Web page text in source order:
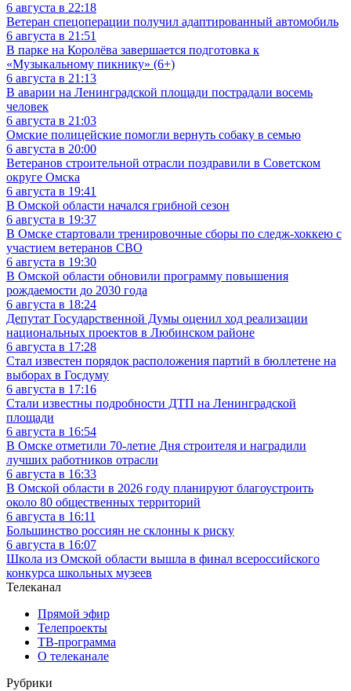
6 августа в 22:18
Ветеран спецоперации получил адаптированный автомобиль
6 августа в 21:51
В парке на Королёва завершается подготовка к
«Музыкальному пикнику» (6+)
6 августа в 21:13
В аварии на Ленинградской площади пострадали восемь
человек
6 августа в 21:03
Омские полицейские помогли вернуть собаку в семью
6 августа в 20:00
Ветеранов строительной отрасли поздравили в Советском
округе Омска
6 августа в 19:41
В Омской области начался грибной сезон
6 августа в 19:37
В Омске стартовали тренировочные сборы по следж-хоккею с
участием ветеранов СВО
6 августа в 19:30
В Омской области обновили программу повышения
рождаемости до 2030 года
6 августа в 18:24
Депутат Государственной Думы оценил ход реализации
национальных проектов в Любинском районе
6 августа в 17:28
Стал известен порядок расположения партий в бюллетене на
выборах в Госдуму
6 августа в 17:16
Стали известны подробности ДТП на Ленинградской
площади
6 августа в 16:54
В Омске отметили 70-летие Дня строителя и наградили
лучших работников отрасли
6 августа в 16:33
В Омской области в 2026 году планируют благоустроить
около 80 общественных территорий
6 августа в 16:11
Большинство россиян не склонны к риску
6 августа в 16:07
Школа из Омской области вышла в финал всероссийского
конкурса школьных музеев
Телеканал
Прямой эфир
Телепроекты
ТВ-программа
О телеканале
Рубрики